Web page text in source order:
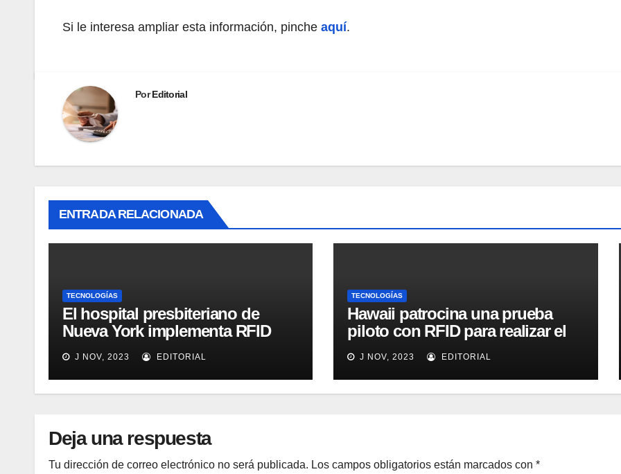
Si le interesa ampliar esta información, pinche aquí.
PorEditorial
ENTRADA RELACIONADA
TECNOLOGÍAS
El hospital presbiteriano de
Nueva York implementa RFID
para mejorar el proceso de
inventario de equipamiento
médico
J NOV, 2023 EDITORIAL
TECNOLOGÍAS
Hawaii patrocina una prueba
piloto con RFID para realizar el
seguimiento y control de
alimentos
J NOV, 2023 EDITORIAL
Deja una respuesta
Tu dirección de correo electrónico no será publicada. Los campos obligatorios están marcados con *